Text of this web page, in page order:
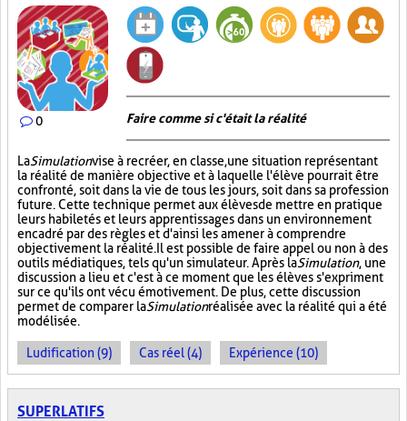
0 Faire comme si c'était la réalité
LaSimulationvise à recréer, en classe, une situation représentant
la réalité de manière objective et à laquelle l'élève pourrait être
confronté, soit dans la vie de tous les jours, soit dans sa profession
future. Cette technique permet aux élèves de mettre en pratique
leurs habiletés et leurs apprentissages dans un environnement
encadré par des règles et d'ainsi les amener à comprendre
objectivement la réalité. Il est possible de faire appel ou non à des
outils médiatiques, tels qu'un simulateur. Après laSimulation, une
discussion a lieu et c'est à ce moment que les élèves s'expriment
sur ce qu'ils ont vécu émotivement. De plus, cette discussion
permet de comparer laSimulationréalisée avec la réalité qui a été
modélisée.
Ludification (9) Cas réel (4) Expérience (10)
SUPERLATIFS